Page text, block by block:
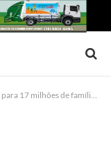
17 milhões de famílias